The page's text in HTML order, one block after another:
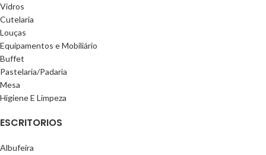
Vidros
Cutelaria
Louças
Equipamentos e Mobiliário
Buffet
Pastelaria/Padaria
Mesa
Higiene E Limpeza
ESCRITORIOS
Albufeira